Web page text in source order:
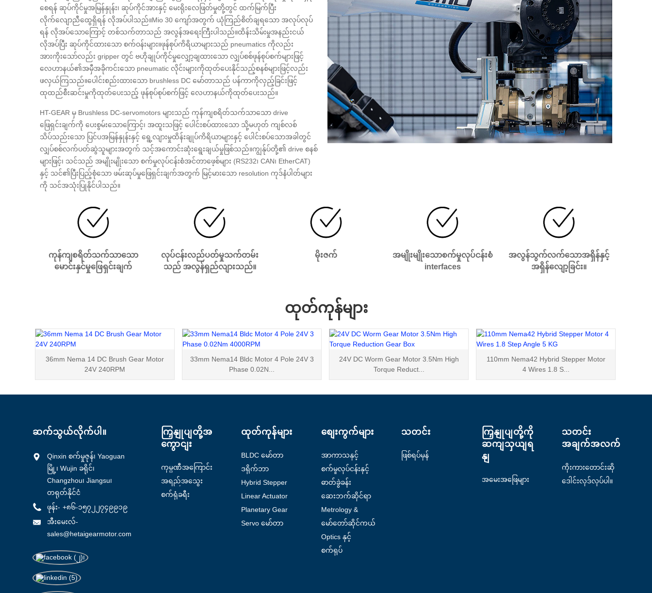
စေရန် ဆုပ်ကိုင်မှုအမြန်နှုန်း၊ ဆုပ်ကိုင်အားနှင့် မေးရိုးလေဖြတ်မှုတို့တွင် ထက်မြက်ပြီး
လိုက်လျောညီထွေရှိရန် လိုအပ်ပါသည်။Mio 30 ကျော်အတွက် ယုံကြည်စိတ်ချရသော အလုပ်လုပ်
ရန် လိုအပ်သောကြောင့် တစ်သက်တာသည် အလွန်အရေးကြီးပါသည်။ထိန်းသိမ်းမှုအနည်းငယ်
လိုအပ်ပြီး ဆုပ်ကိုင်ထားသော စက်ဝန်းများ။ဖုန်စုပ်ကိရိယာများသည် pneumatics ကိုလည်း
အားကိုးသော်လည်း gripper တွင် ဗဟိုချုပ်ကိုင်မှုလျှော့ချထားသော လျှပ်စစ်ဖုန်စုပ်စက်များဖြင့်
လေဟာနယ်၏အမှီအခိုကင်းသော pneumatic လိုင်းများကိုထုတ်ပေးနိုင်သည့်စနစ်များဖြင့်လည်း
ဖလှယ်ကြသည်။ပေါင်းစည်းထားသော brushless DC မော်တာသည် ပန်ကာကိုလှည့်ခြင်းဖြင့်
ထုထည်စီးဆင်းမှုကိုထုတ်ပေးသည့် ဖုန်စုပ်စုပ်စက်ဖြင့် လေဟာနယ်ကိုထုတ်ပေးသည်။
HT-GEAR မှ Brushless DC-servomotors များသည် ကုန်ကျစရိတ်သက်သာသော drive
ဖြေရှင်းချက်ကို ပေးစွမ်းသောကြောင့်၊ အထူးသဖြင့် ပေါင်းစပ်ထားသော သို့မဟုတ် ကျစ်လစ်
သိပ်သည်းသော ပြင်ပအမြန်နှုန်းနှင့် ရွေ့လျားမှုထိန်းချုပ်ကိရိယာများနှင့် ပေါင်းစပ်သောအခါတွင်
လျှပ်စစ်လက်ပတ်ဆွဲသူများအတွက် သင့်အကောင်းဆုံးရွေးချယ်မှုဖြစ်သည်။ကျွန်ုပ်တို့၏ drive စနစ်
များဖြင့်၊ သင်သည် အမျိုးမျိုးသော စက်မှုလုပ်ငန်းစံအင်တာဖေ့စ်များ (RS232၊ CAN၊ EtherCAT)
နှင့် သင်၏ပြီးပြည့်စုံသော ဖမ်းဆုပ်မှုဖြေရှင်းချက်အတွက် မြင့်မားသော resolution ကုဒ်နံပါတ်များ
ကို သင်အသုံးပြုနိုင်ပါသည်။
ကုန်ကျစရိတ်သက်သာသော
မောင်းနှင်မှုဖြေရှင်းချက်
လုပ်ငန်းလည်ပတ်မှုသက်တမ်း
သည် အလွန်ရှည်လျားသည်။
မိုးဇက်
အမျိုးမျိုးသောစက်မှုလုပ်ငန်းစံ
interfaces
အလွန်သွက်လက်သောအရှိန်နှင့်
အရှိန်လျော့ခြင်း။
ထုတ်ကုန်များ
36mm Nema 14 DC Brush Gear Motor
24V 240RPM
33mm Nema14 Bldc Motor 4 Pole 24V 3
Phase 0.02N...
24V DC Worm Gear Motor 3.5Nm High
Torque Reduct...
110mm Nema42 Hybrid Stepper Motor
4 Wires 1.8 S...
ဆက်သွယ်လိုက်ပါ။
Qinxin စက်မှုဇုန်၊ Yaoguan
မြို့၊ Wujin ခရိုင်၊
Changzhou၊ Jiangsu၊
တရုတ်နိုင်ငံ
ဖုန်း- +၈၆-၁၅၇၂၂၇၄၉၉၁၉
အီးမေးလ်-
sales@hetaigearmotor.com
ကြှနျုပျတို့အ
ကွောငျး
ကုမ္ပဏီအကြောင်း
အရည်အသွေး
ထိန်းချုပ်မှု
စက်ရုံခရီး
ထုတ်ကုန်များ
BLDC မော်တာ
ဒရိုက်ဘာ
Hybrid Stepper
Motor
Linear Actuator
Planetary Gear
Motor
Servo မော်တာ
စျေးကွက်များ
အာကာသနှင့်
လေကြောင်း
စက်မှုလုပ်ငန်းနှင့်
အလိုအလျောက်
ဓာတ်ခွဲခန်း
အလိုအလျောက်
ဆေးဘက်ဆိုင်ရာ
Metrology &
စမ်းသပ်ခြင်း
မော်တော်ဆိုင်ကယ်
လက်ကိုင်ပစ္စည်း
Optics နှင့်
Photonics
စက်ရုပ်
သတင်း
ဖြစ်ရပ်မှန်
ကြှနျုပျတို့ကို
ဆကျသှယျရ
နျ
အမေးအဖြေများ
သတင်း
အချက်အလက်
ကိုးကားတောင်းဆို
ပါ။
ဒေါင်းလုဒ်လုပ်ပါ။